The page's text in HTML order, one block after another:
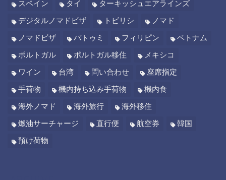
スペイン
タイ
ターキッシュエアラインズ
デジタルノマドビザ
トビリシ
ノマド
ノマドビザ
バトゥミ フィリピン
ベトナム
ポルトガル
ポルトガル移住
メキシコ
ワイン
台湾 問い合わせ
座席指定
手荷物
機内持ち込み手荷物
機内食
海外ノマド
海外旅行
海外移住
燃油サーチャージ
直行便 航空券
韓国
預け荷物